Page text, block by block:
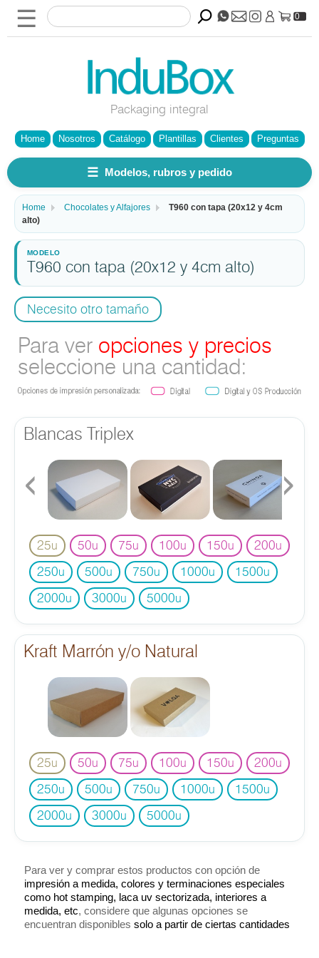
☰
Packaging integral
0
Home Nosotros Catálogo Plantillas Clientes Preguntas
☰ Modelos, rubros y pedido
Home Chocolates y Alfajores
T960 con tapa (20x12 y 4cm
alto)
T960 con tapa (20x12 y 4cm alto)
Necesito otro tamaño
Para ver opciones y precios
seleccione una cantidad:
Blancas Triplex
‹ ›
25u 50u 75u 100u 150u 200u
250u 500u 750u 1000u 1500u
2000u 3000u 5000u
Kraft Marrón y/o Natural
25u 50u 75u 100u 150u 200u
250u 500u 750u 1000u 1500u
2000u 3000u 5000u
Para ver y comprar estos productos con opción de
impresión a medida, colores y terminaciones especiales
como hot stamping, laca uv sectorizada, interiores a
medida, etc, considere que algunas opciones se
encuentran disponibles solo a partir de ciertas cantidades